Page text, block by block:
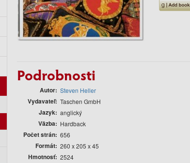
Podrobnosti
Autor Steven Heller
Vydavateľ Taschen GmbH
Jazyk anglický
Väzba Hardback
Počet strán 656
Formát 260 x 205 x 45
Hmotnosť 2524